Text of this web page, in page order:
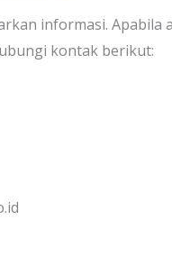
informasi. Apabila
kontak berikut: